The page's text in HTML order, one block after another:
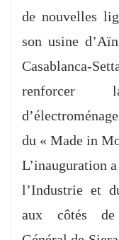
de nouvelles
son usine
Casablanca-
renforcer
du « Made in
L’inauguration
l’Industrie et
aux côtés de